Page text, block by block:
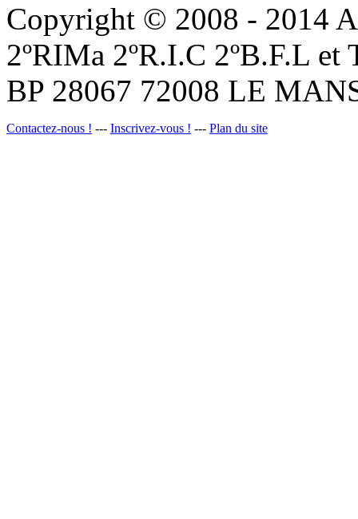
Copyright © 2008 - 2014
2ºRIMa 2ºR.I.C 2ºB.F.L
BP 28067 72008 LE
Contactez-nous ! --- Inscrivez-vous ! --- Plan du site